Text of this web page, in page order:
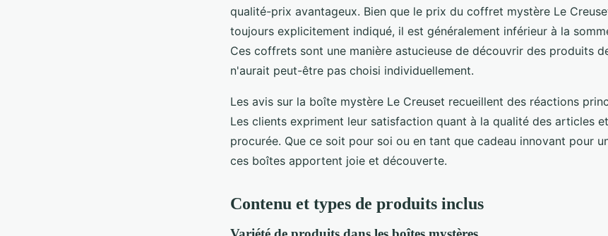
qualité-prix avantageux. Bien que le prix du coffret mystère Le
toujours explicitement indiqué, il est généralement inférieur à la
Ces coffrets sont une manière astucieuse de découvrir des produits
n'aurait peut-être pas choisi individuellement.
Les avis sur la boîte mystère Le Creuset recueillent des réactions
Les clients expriment leur satisfaction quant à la qualité des articles
procurée. Que ce soit pour soi ou en tant que cadeau innovant pour
ces boîtes apportent joie et découverte.
Contenu et types de produits inclus